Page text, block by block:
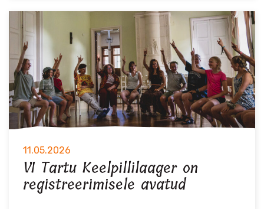
11.05.2026
VI Tartu Keelpillilaager on
registreerimisele avatud